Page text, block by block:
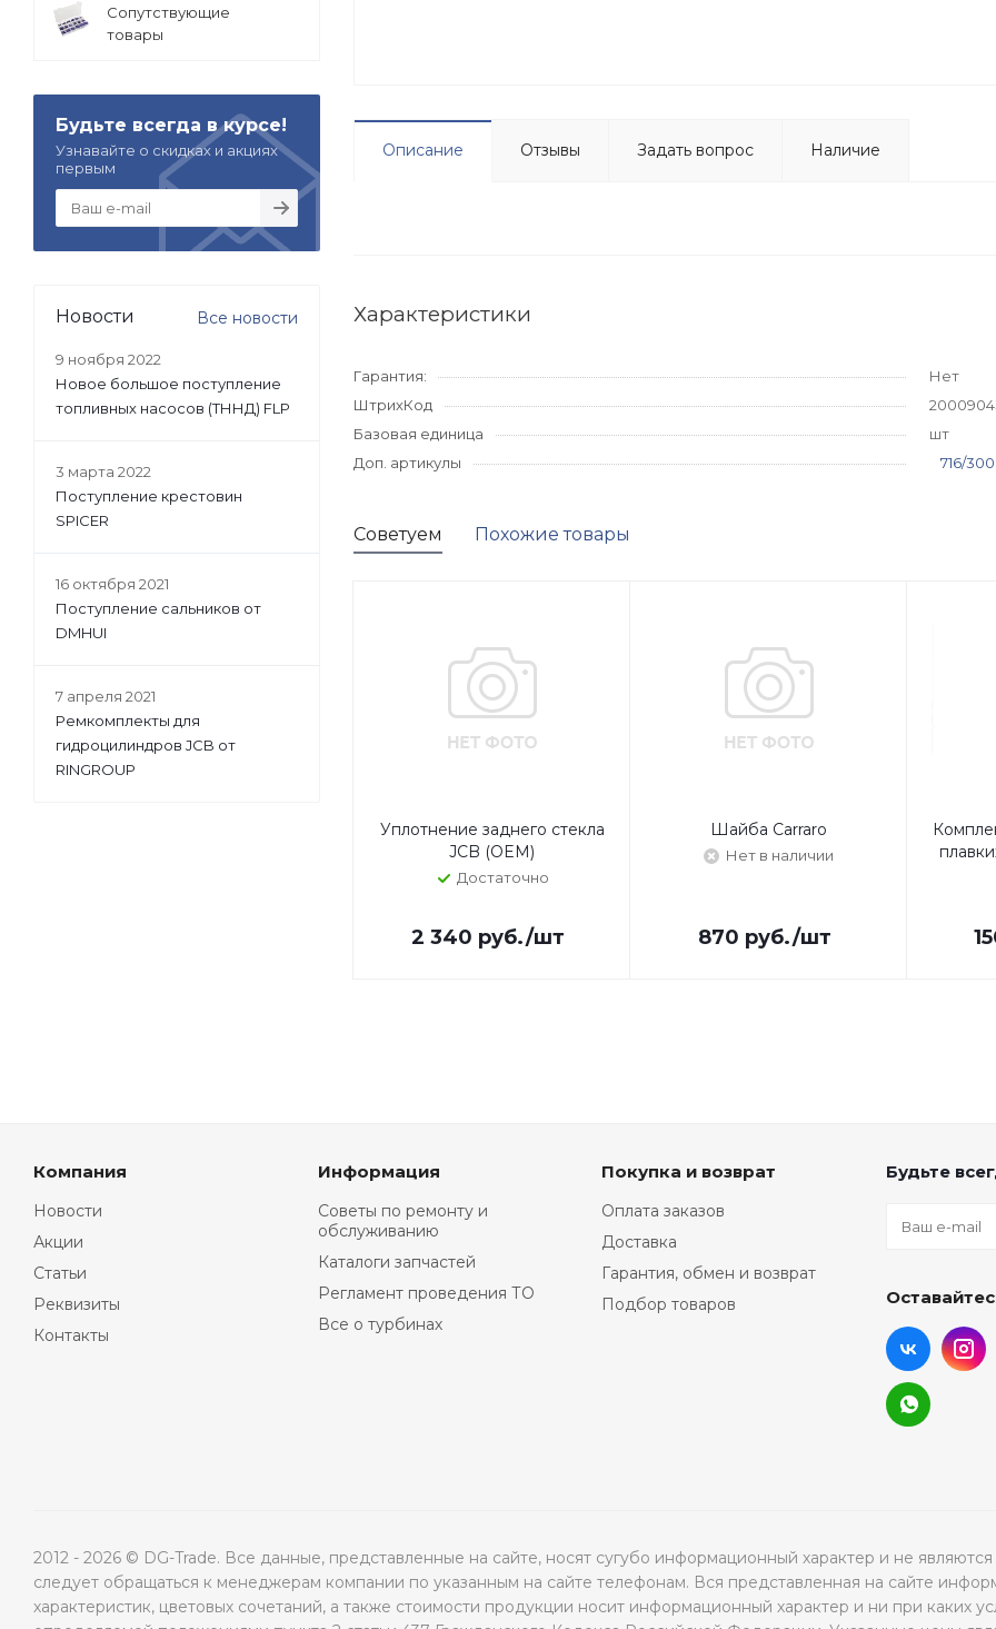
Описание Отзывы Задать вопрос Наличие
Характеристики
Гарантия:
Нет
ШтрихКод
Базовая единица
шт
Доп. артикулы
716/
Советуем Похожие товары
Уплотнение заднего стекла
JCB (OEM)
Достаточно
2 340 руб./шт
Шайба Carraro
Нет в наличии
870 руб./шт
Сопутствующие
товары
Будьте всегда в курсе!
Узнавайте о скидках и акциях
первым
Новости Все новости
9 ноября 2022
Новое большое поступление
топливных насосов (ТННД) FLP
3 марта 2022
Поступление крестовин
SPICER
16 октября 2021
Поступление сальников от
DMHUI
7 апреля 2021
Ремкомплекты для
гидроцилиндров JCB от
RINGROUP
Компания
Новости
Акции
Статьи
Реквизиты
Контакты
Информация
Советы по ремонту и
обслуживанию
Каталоги запчастей
Регламент проведения ТО
Все о турбинах
Покупка и возврат
Оплата заказов
Доставка
Гарантия, обмен и возврат
Подбор товаров
Будьте
2012 - 2026 © DG-Trade. Все данные, представленные на сайте, носят сугубо информационный характер и не
следует обращаться к менеджерам компании по указанным на сайте телефонам. Вся представленная на сайте
характеристик, цветовых сочетаний, а также стоимости продукции носит информационный характер и ни при каких